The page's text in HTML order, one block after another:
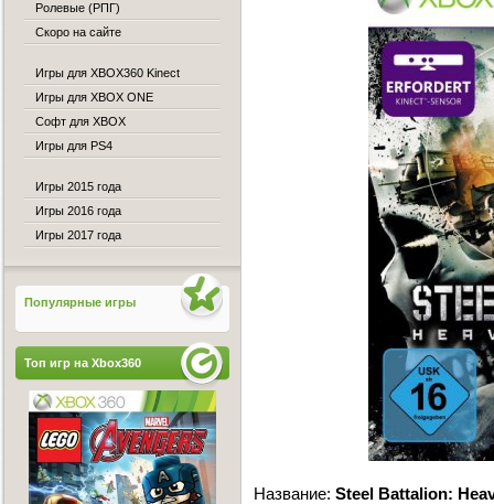
Название: Steel Battalion:
Ролевые (РПГ)
Скоро на сайте
Игры для XBOX360 Kinect
Игры для XBOX ONE
Софт для XBOX
Игры для PS4
Игры 2015 года
Игры 2016 года
Игры 2017 года
Популярные игры
Топ игр на Xbox360